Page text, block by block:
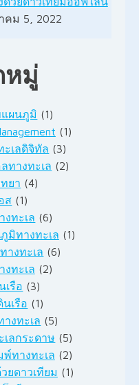
คม 5, 2022
หมู่
แผนภูมิ (1)
(1)
เลดิจิทัล (3)
ทางทะเล (2)
ยา (4)
ส (1)
ทะเล (6)
มิทางทะเล (1)
างทะเล (6)
ทะเล (2)
เรือ (3)
เรือ (1)
งทะเล (5)
ลกระดาษ (5)
ทางทะเล (2)
ยดาวเทียม (1)